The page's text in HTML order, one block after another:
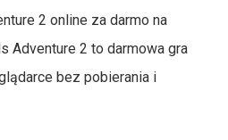
2 online za darmo na
Adventure 2 to darmowa gra
bez pobierania i